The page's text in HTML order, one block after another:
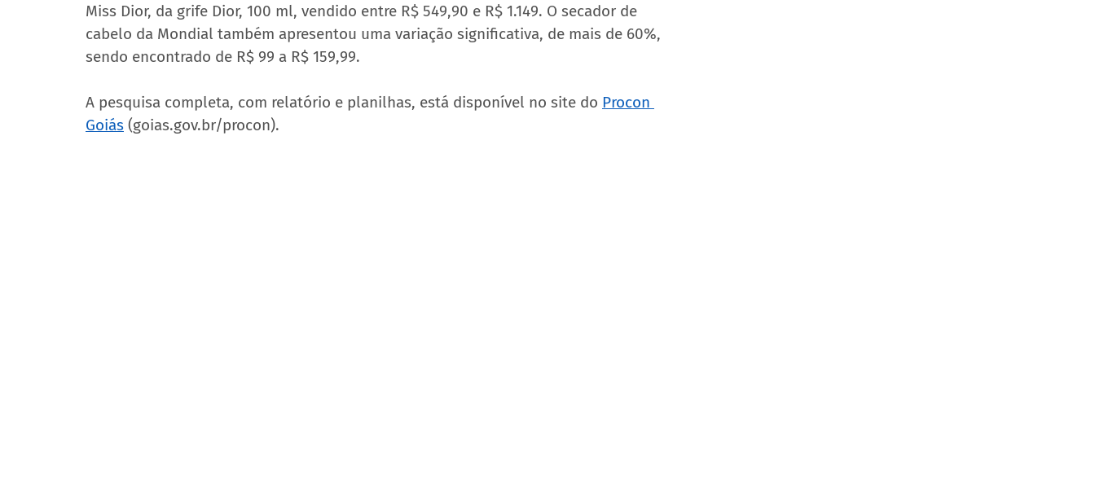
Miss Dior, da grife Dior, 100 ml, vendido entre R$ 549,90 e R$ 1.149. O secador de
cabelo da Mondial também apresentou uma variação significativa, de mais de 60%,
sendo encontrado de R$ 99 a R$ 159,99.
A pesquisa completa, com relatório e planilhas, está disponível no site do Procon
Goiás (goias.gov.br/procon).